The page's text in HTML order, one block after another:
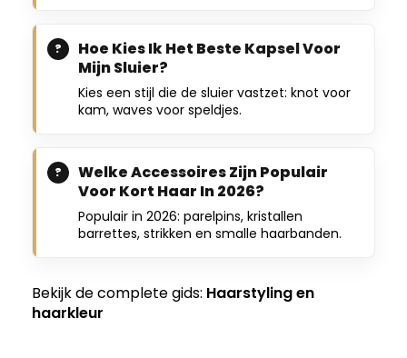
Hoe Kies Ik Het Beste Kapsel Voor
Mijn Sluier?
Kies een stijl die de sluier vastzet: knot voor
kam, waves voor speldjes.
Welke Accessoires Zijn Populair
Voor Kort Haar In 2026?
Populair in 2026: parelpins, kristallen
barrettes, strikken en smalle haarbanden.
Bekijk de complete gids: Haarstyling en
haarkleur